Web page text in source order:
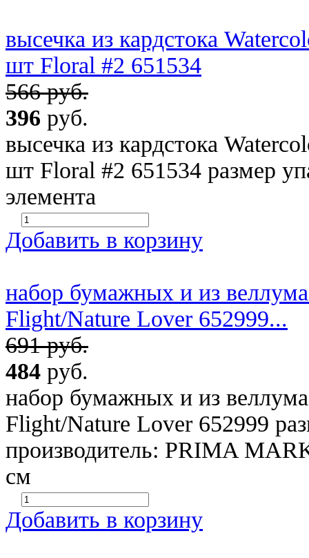
высечка из кардстока
шт Floral #2 651534
566 руб.
396 руб.
высечка из кардстока
шт Floral #2 651534 размер
элемента
Добавить в корзину
набор бумажных и из
Flight/Nature Lover 652999...
691 руб.
484 руб.
набор бумажных и из
Flight/Nature Lover 652999
производитель: PRIMA
см
Добавить в корзину